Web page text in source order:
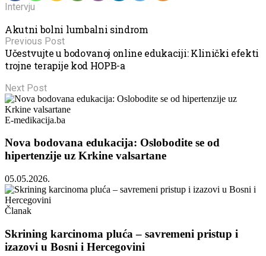
Intervju
Akutni bolni lumbalni sindrom
Previous Post
Učestvujte u bodovanoj online edukaciji: Klinički efekti
trojne terapije kod HOPB-a
Next Post
E-medikacija.ba
Nova bodovana edukacija: Oslobodite se od
hipertenzije uz Krkine valsartane
05.05.2026.
Članak
Skrining karcinoma pluća – savremeni pristup i
izazovi u Bosni i Hercegovini